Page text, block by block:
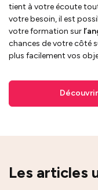
tient à votre écoute
votre besoin, il est
votre formation sur
chances de votre côté
plus facilement vos
Les articles